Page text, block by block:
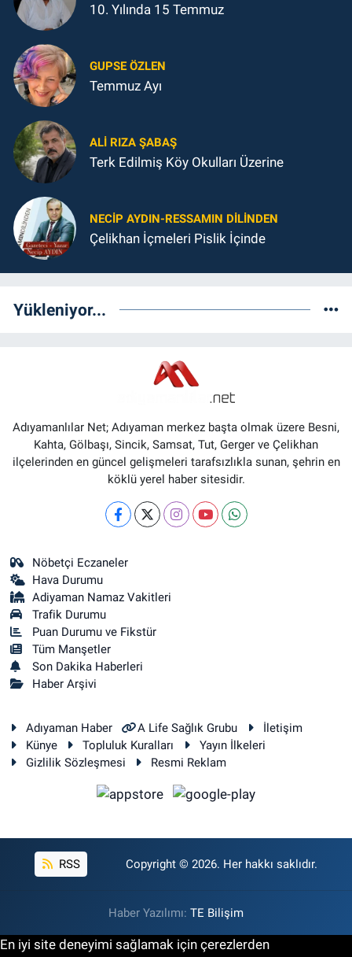
10. Yılında 15 Temmuz
GUPSE ÖZLEN
Temmuz Ayı
ALI RIZA ŞABAŞ
Terk Edilmiş Köy Okulları Üzerine
NECIP AYDIN-RESSAMIN DILINDEN
Çelikhan İçmeleri Pislik İçinde
Yükleniyor...
Adıyamanlılar Net; Adıyaman merkez başta olmak üzere Besni,
Kahta, Gölbaşı, Sincik, Samsat, Tut, Gerger ve Çelikhan
ilçelerinden en güncel gelişmeleri tarafsızlıkla sunan, şehrin en
köklü yerel haber sitesidir.
Nöbetçi Eczaneler
Hava Durumu
Adiyaman Namaz Vakitleri
Trafik Durumu
Puan Durumu ve Fikstür
Tüm Manşetler
Son Dakika Haberleri
Haber Arşivi
Adıyaman Haber A Life Sağlık Grubu
İletişim
Künye
Topluluk Kuralları
Yayın İlkeleri
Gizlilik Sözleşmesi
Resmi Reklam
RSS Copyright © 2026. Her hakkı saklıdır.
Haber Yazılımı: TE Bilişim
En iyi site deneyimi sağlamak için çerezlerden